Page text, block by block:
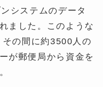
システムのデータ
ました。このような
の間に約3500人の
が郵便局から資金を